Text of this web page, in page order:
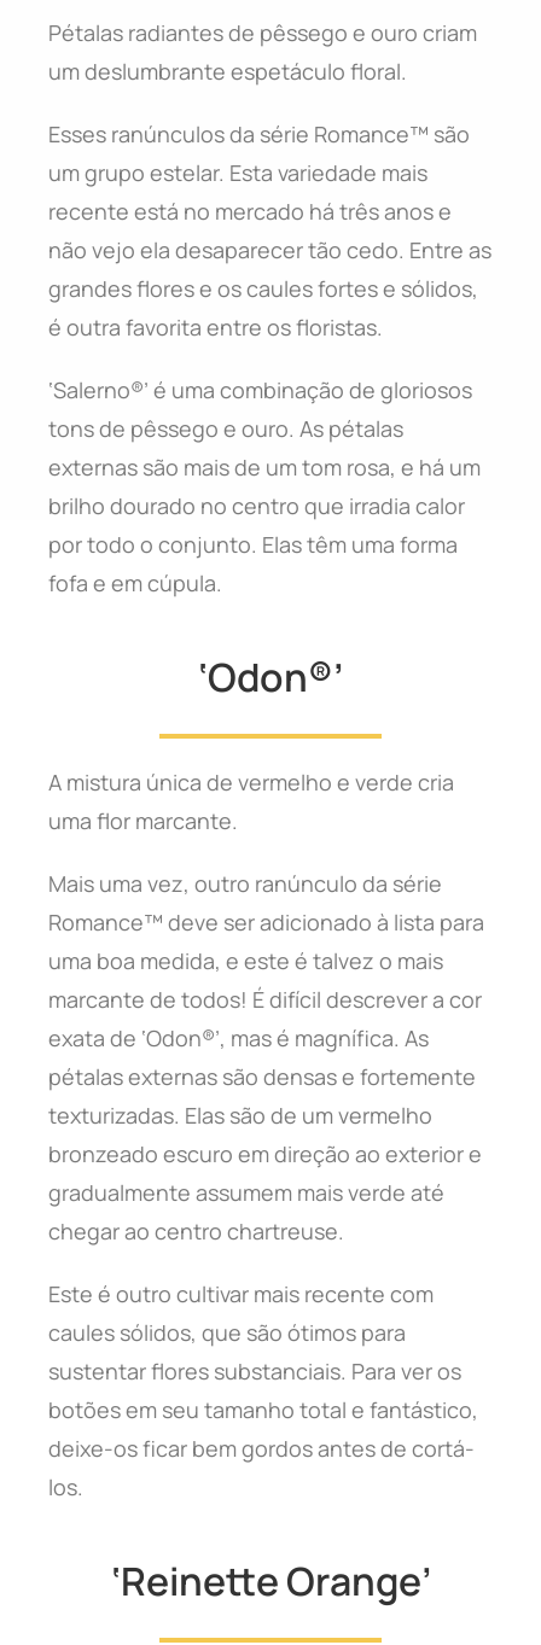
Pétalas radiantes de pêssego e ouro criam
um deslumbrante espetáculo floral.
Esses ranúnculos da série Romance™ são
um grupo estelar. Esta variedade mais
recente está no mercado há três anos e
não vejo ela desaparecer tão cedo. Entre as
grandes flores e os caules fortes e sólidos,
é outra favorita entre os floristas.
‘Salerno®’ é uma combinação de gloriosos
tons de pêssego e ouro. As pétalas
externas são mais de um tom rosa, e há um
brilho dourado no centro que irradia calor
por todo o conjunto. Elas têm uma forma
fofa e em cúpula.
‘Odon®’
A mistura única de vermelho e verde cria
uma flor marcante.
Mais uma vez, outro ranúnculo da série
Romance™ deve ser adicionado à lista para
uma boa medida, e este é talvez o mais
marcante de todos! É difícil descrever a cor
exata de ‘Odon®’, mas é magnífica. As
pétalas externas são densas e fortemente
texturizadas. Elas são de um vermelho
bronzeado escuro em direção ao exterior e
gradualmente assumem mais verde até
chegar ao centro chartreuse.
Este é outro cultivar mais recente com
caules sólidos, que são ótimos para
sustentar flores substanciais. Para ver os
botões em seu tamanho total e fantástico,
deixe-os ficar bem gordos antes de cortá-
los.
‘Reinette Orange’